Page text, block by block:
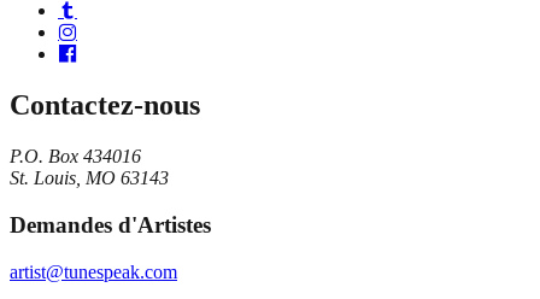
Contactez-nous
P.O. Box 434016
St. Louis, MO 63143
Demandes d'Artistes
artist@tunespeak.com